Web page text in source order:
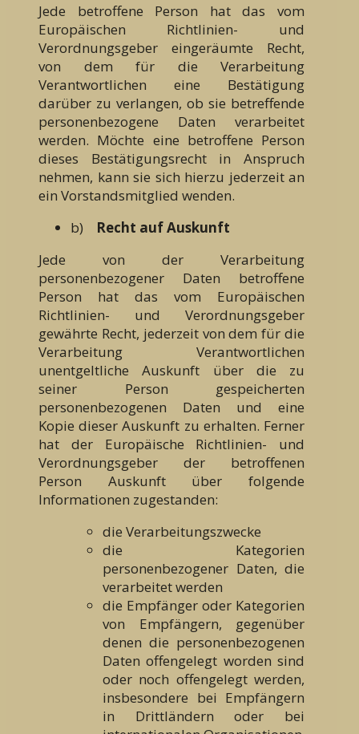
Jede betroffene Person hat das vom
Europäischen Richtlinien- und
Verordnungsgeber eingeräumte Recht,
von dem für die Verarbeitung
Verantwortlichen eine Bestätigung
darüber zu verlangen, ob sie betreffende
personenbezogene Daten verarbeitet
werden. Möchte eine betroffene Person
dieses Bestätigungsrecht in Anspruch
nehmen, kann sie sich hierzu jederzeit an
ein Vorstandsmitglied wenden.
b) Recht auf Auskunft
Jede von der Verarbeitung
personenbezogener Daten betroffene
Person hat das vom Europäischen
Richtlinien- und Verordnungsgeber
gewährte Recht, jederzeit von dem für die
Verarbeitung Verantwortlichen
unentgeltliche Auskunft über die zu
seiner Person gespeicherten
personenbezogenen Daten und eine
Kopie dieser Auskunft zu erhalten. Ferner
hat der Europäische Richtlinien- und
Verordnungsgeber der betroffenen
Person Auskunft über folgende
Informationen zugestanden:
die Verarbeitungszwecke
die Kategorien
personenbezogener Daten, die
verarbeitet werden
die Empfänger oder Kategorien
von Empfängern, gegenüber
denen die personenbezogenen
Daten offengelegt worden sind
oder noch offengelegt werden,
insbesondere bei Empfängern
in Drittländern oder bei